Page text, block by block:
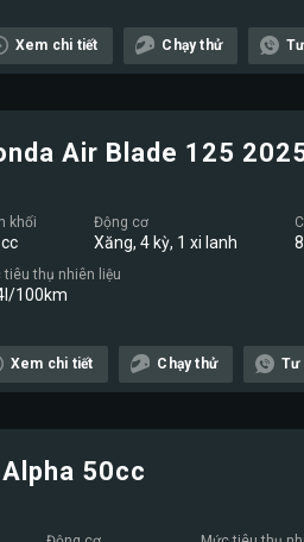
Xem chi tiết Chạy thử
Air Blade 125
khối Động cơ
Xăng, 4 kỳ, 1 xi lanh
tiêu thụ nhiên liệu
100km
Xem chi tiết Chạy thử Tư
50cc